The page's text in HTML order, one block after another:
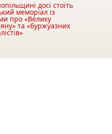
досі стоїть
меморіал із
про «Велику
та «буржуазних